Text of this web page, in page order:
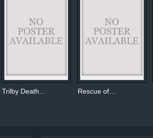
Trilby Death… Rescue of…